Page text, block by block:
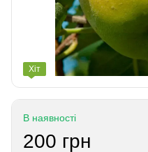
Хіт
В наявності
200 грн